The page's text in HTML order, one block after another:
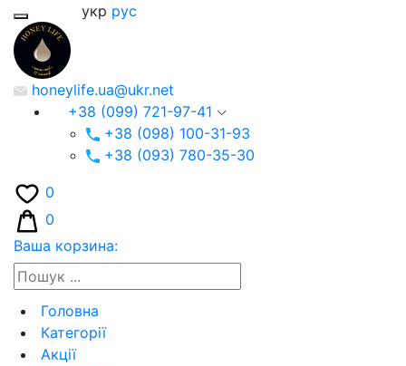
укр рус
honeylife.ua@ukr.net
+38 (099) 721-97-41
+38 (098) 100-31-93
+38 (093) 780-35-30
0
0
Ваша корзина:
Головна
Категорії
Акції